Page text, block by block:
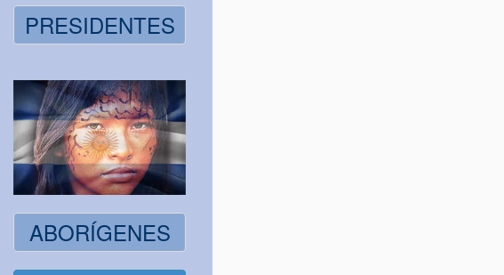
PRESIDENTES
ABORÍGENES